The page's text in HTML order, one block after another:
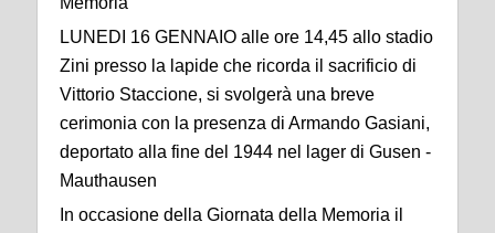
LUNEDI 16 GENNAIO alle ore 14,45 allo stadio
Zini presso la lapide che ricorda il sacrificio di
Vittorio Staccione, si svolgerà una breve
cerimonia con la presenza di Armando Gasiani,
deportato alla fine del 1944 nel lager di Gusen -
Mauthausen
In occasione della Giornata della Memoria il